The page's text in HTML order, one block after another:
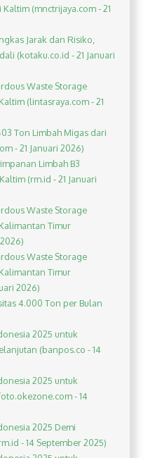
(mnctrijaya.com - 21
Jarak dan Risiko,
(kotaku.co.id - 21 Januari
Waste Storage
(lintasraya.com - 21
Ton Limbah Migas dari
- 21 Januari 2026)
Limbah B3
(rm.id - 21 Januari
Waste Storage
Timur
Waste Storage
Timur
2026)
4.000 Ton per Bulan
2025 untuk
(banpos.co - 14
2025 untuk
- 14
2025 Demi
- 14 September 2025)